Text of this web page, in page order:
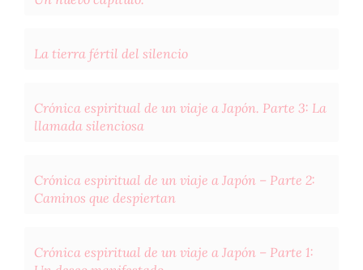
La tierra fértil del silencio
Crónica espiritual de un viaje a Japón. Parte 3: La
llamada silenciosa
Crónica espiritual de un viaje a Japón – Parte 2:
Caminos que despiertan
Crónica espiritual de un viaje a Japón – Parte 1: